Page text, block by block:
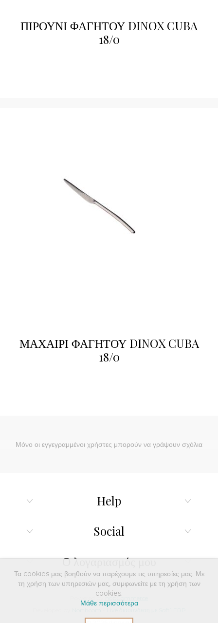
ΠΙΡΟΥΝΙ ΦΑΓΗΤΟΥ DINOX CUBA
18/0
ΜΑΧΑΙΡΙ ΦΑΓΗΤΟΥ DINOX CUBA
18/0
Μόνο οι εγγεγραμμένοι χρήστες μπορούν να γράψουν σχόλια
Help
Social
Ο λογαριασμός μου
Powered by nopCommerce
Τα cookies μας βοηθούν να παρέχουμε τις υπηρεσίες μας. Με
τη χρήση των υπηρεσιών μας, συμφωνείτε με τη χρήση των
cookies.
Μάθε περισσότερα